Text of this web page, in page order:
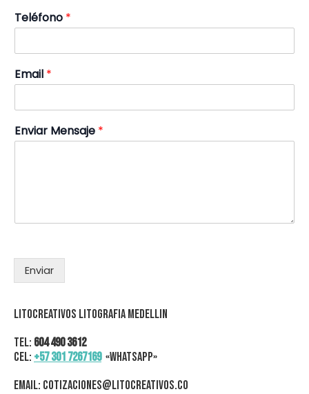
Teléfono *
Email *
Enviar Mensaje *
Enviar
Litocreativos Litografia Medellin
Tel: 604 490 3612
Cel: +57 301 7267169 «WhatsApp»
Email: cotizaciones@litocreativos.co